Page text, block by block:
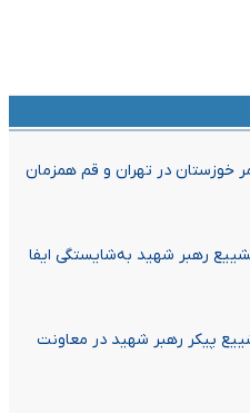
خوزستان در تهران و قم همزمان
رهبر شهید به‌شایستگی ایفا
پیکر رهبر شهید در معاونت